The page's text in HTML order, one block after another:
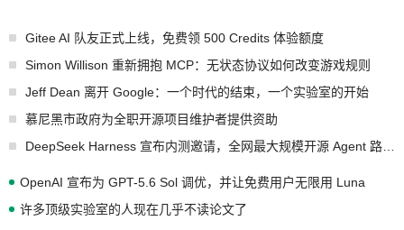
Gitee AI 队友正式上线，免费领 500 Credits 体验额度
Simon Willison 重新拥抱 MCP：无状态协议如何改变游戏规则
Jeff Dean 离开 Google：一个时代的结束，一个实验室的开始
慕尼黑市政府为全职开源项目维护者提供资助
OpenAI 宣布为 GPT-5.6 Sol 调优，并让免费用户无限用 Luna
许多顶级实验室的人现在几乎不读论文了